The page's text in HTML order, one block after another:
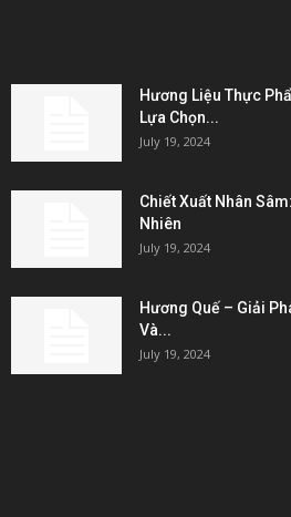
Hương Liệu Thực
Lựa Chọn...
July 19, 2024
Chiết Xuất Nhân
Nhiên
July 19, 2024
Hương Quế – Giải
Và...
July 19, 2024